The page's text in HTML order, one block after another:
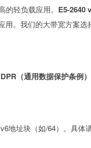
轻负载应用。 E5-2640
用。我们的大带宽方案选
（通用数据保护条例）
地址块（如/64）。具体